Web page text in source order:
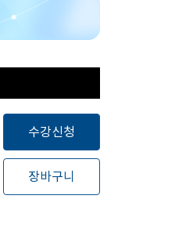
수강신청
장바구니